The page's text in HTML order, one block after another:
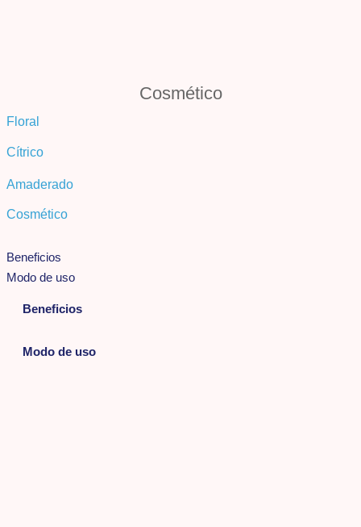
Cosmético
Floral
Cítrico
Amaderado
Cosmético
Beneficios
Modo de uso
Beneficios
Modo de uso